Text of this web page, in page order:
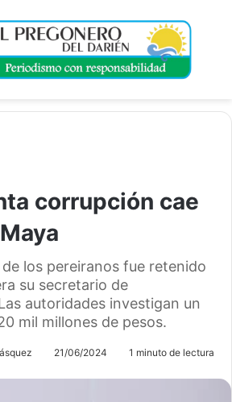
corrupción cae
los pereiranos fue retenido
su secretario de
autoridades investigan un
mil millones de pesos.
21/06/2024 1 minuto de lectura